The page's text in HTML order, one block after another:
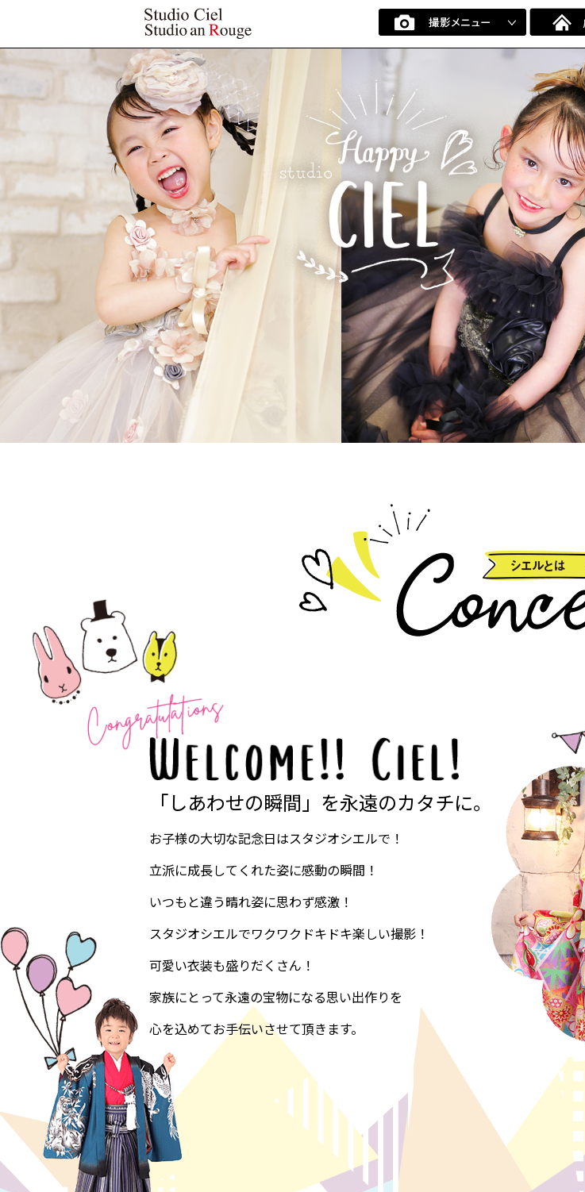
「しあわせの瞬間」を永遠のカタチに。
お子様の大切な記念日はスタジオシエルで！
立派に成長してくれた姿に感動の瞬間！
いつもと違う晴れ姿に思わず感激！
スタジオシエルでワクワクドキドキ楽しい撮影！
可愛い衣装も盛りだくさん！
家族にとって永遠の宝物になる思い出作りを
心を込めてお手伝いさせて頂きます。